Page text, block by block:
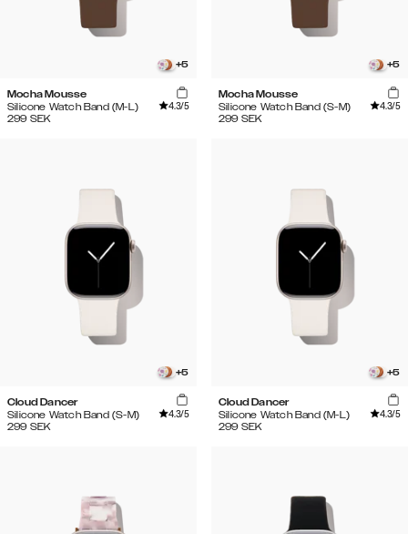
+5
Mocha Mousse
Silicone Watch Band (M-L)
4.3/5
299 SEK
+5
Mocha Mousse
Silicone Watch Band (S-M)
4.3/5
299 SEK
+5
Cloud Dancer
Silicone Watch Band (S-M)
4.3/5
299 SEK
+5
Cloud Dancer
Silicone Watch Band (M-L)
4.3/5
299 SEK